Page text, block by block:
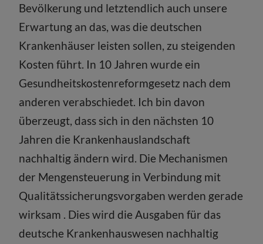
Bevölkerung und letztendlich auch unsere
Erwartung an das, was die deutschen
Krankenhäuser leisten sollen, zu steigenden
Kosten führt. In 10 Jahren wurde ein
Gesundheitskostenreformgesetz nach dem
anderen verabschiedet. Ich bin davon
überzeugt, dass sich in den nächsten 10
Jahren die Krankenhauslandschaft
nachhaltig ändern wird. Die Mechanismen
der Mengensteuerung in Verbindung mit
Qualitätssicherungsvorgaben werden gerade
wirksam . Dies wird die Ausgaben für das
deutsche Krankenhauswesen nachhaltig